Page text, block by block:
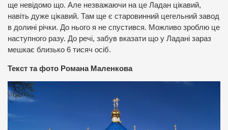
ще невідомо що. Але незважаючи на це Ладан цікавий,
навіть дуже цікавий. Там ще є старовинний цегельний завод
в долині річки. До нього я не спустився. Можливо зроблю це
наступного разу. До речі, забув вказати що у Ладані зараз
мешкає близько 6 тисяч осіб.
Текст та фото Романа Маленкова